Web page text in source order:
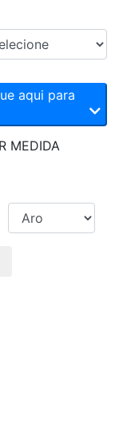
MEDIDA